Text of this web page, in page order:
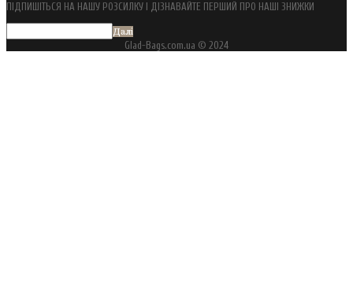
ПІДПИШІТЬСЯ НА НАШУ РОЗСИЛКУ І ДІЗНАВАЙТЕ ПЕРШИЙ ПРО НАШІ ЗНИЖКИ
Далі
Glad-Bags.com.ua © 2024